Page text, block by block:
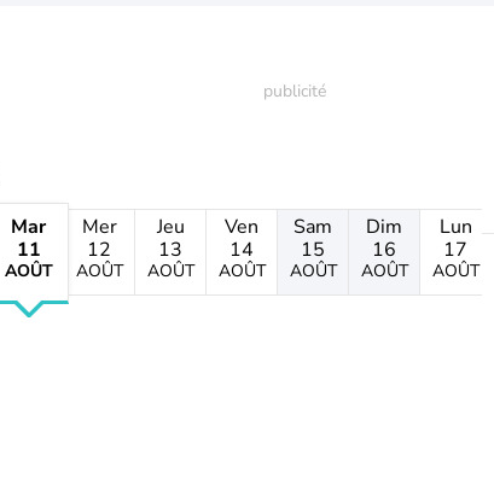
Mar
11
AOÛT
Mer
12
AOÛT
Jeu
13
AOÛT
Ven
14
AOÛT
Sam
15
AOÛT
Dim
16
AOÛT
Lun
17
AOÛT